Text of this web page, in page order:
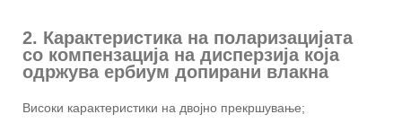
2. Карактеристика на поларизацијата
со компензација на дисперзија која
одржува ербиум допирани влакна
Високи карактеристики на двојно прекршување;